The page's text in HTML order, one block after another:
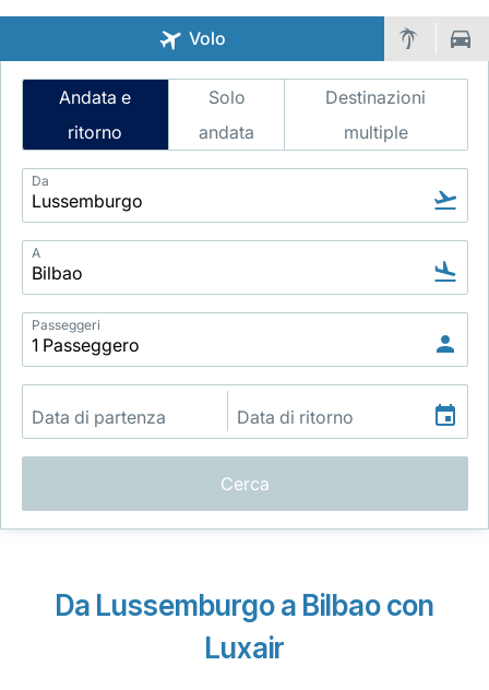
Gruppo Luxair
Volo
Intelligent
Search
Andata e
ritorno
Solo
andata
Destinazioni
multiple
Da
A
Passeggeri
Cerca
Da Lussemburgo a Bilbao con
Luxair